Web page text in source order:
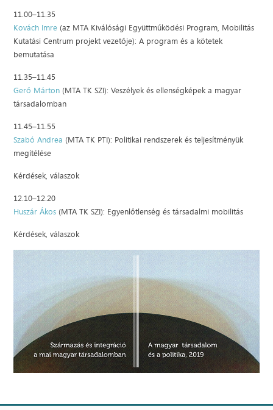
11.00–11.35
Kovách Imre (az MTA Kiválósági Együttműködési Program, Mobilitás
Kutatási Centrum projekt vezetője): A program és a kötetek
bemutatása
11.35–11.45
Gerő Márton (MTA TK SZI): Veszélyek és ellenségképek a magyar
társadalomban
11.45–11.55
Szabó Andrea (MTA TK PTI): Politikai rendszerek és teljesítményük
megítélése
Kérdések, válaszok
12.10–12.20
Huszár Ákos (MTA TK SZI): Egyenlőtlenség és társadalmi mobilitás
Kérdések, válaszok